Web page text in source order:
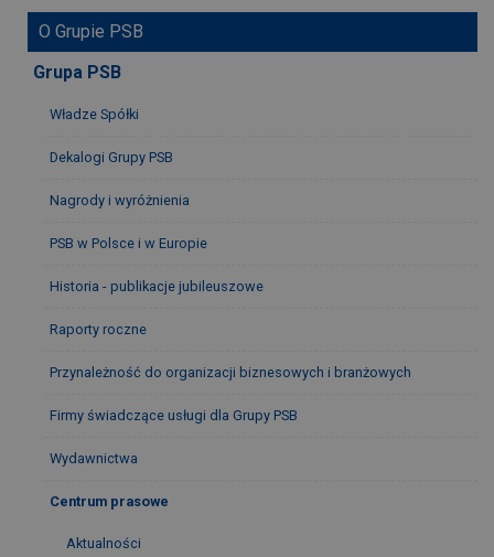
O Grupie PSB
Grupa PSB
Władze Spółki
Dekalogi Grupy PSB
Nagrody i wyróżnienia
PSB w Polsce i w Europie
Historia - publikacje jubileuszowe
Raporty roczne
Przynależność do organizacji biznesowych i branżowych
Firmy świadczące usługi dla Grupy PSB
Wydawnictwa
Centrum prasowe
Aktualności